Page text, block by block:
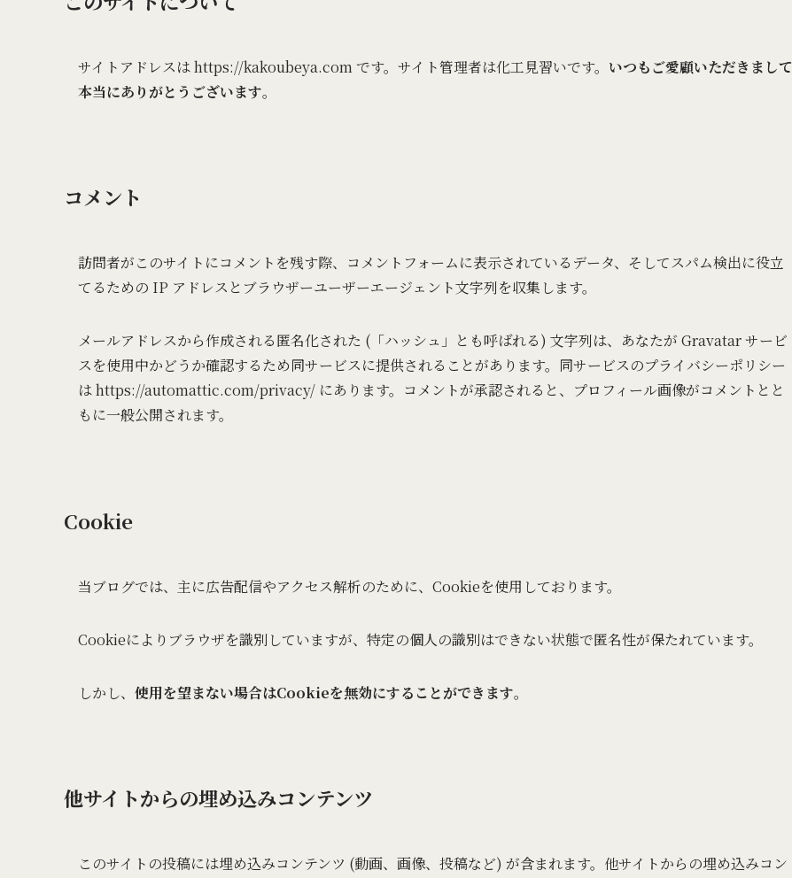
サイトアドレスは https://kakoubeya.com です。サイト管理者は化工見習いです。 いつもご愛顧いただきまして
本当にありがとうございます。
コメント
訪問者がこのサイトにコメントを残す際、コメントフォームに表示されているデータ、そしてスパム検出に役立
てるための IP アドレスとブラウザーユーザーエージェント文字列を収集します。
メールアドレスから作成される匿名化された (「ハッシュ」とも呼ばれる) 文字列は、あなたが Gravatar サービ
スを使用中かどうか確認するため同サービスに提供されることがあります。同サービスのプライバシーポリシー
は https://automattic.com/privacy/ にあります。コメントが承認されると、プロフィール画像がコメントとと
もに一般公開されます。
Cookie
当ブログでは、主に広告配信やアクセス解析のために、Cookieを使用しております。
Cookieによりブラウザを識別していますが、特定の個人の識別はできない状態で匿名性が保たれています。
しかし、 使用を望まない場合はCookieを無効にすることができます。
他サイトからの埋め込みコンテンツ
このサイトの投稿には埋め込みコンテンツ (動画、画像、投稿など) が含まれます。他サイトからの埋め込みコン